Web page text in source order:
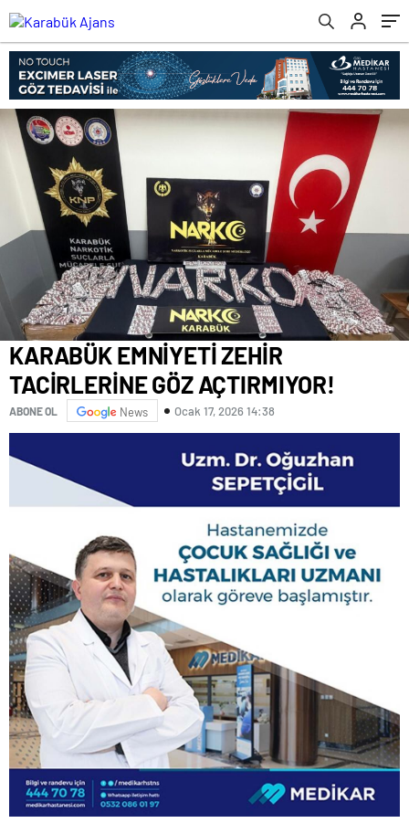
KARABÜK EMNİYETİ ZEHİR
TACİRLERİNE GÖZ AÇTIRMIYOR!
ABONE OL News Ocak 17, 2026 14:38